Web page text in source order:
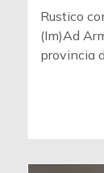
Rustico
(Im)Ad
provincia